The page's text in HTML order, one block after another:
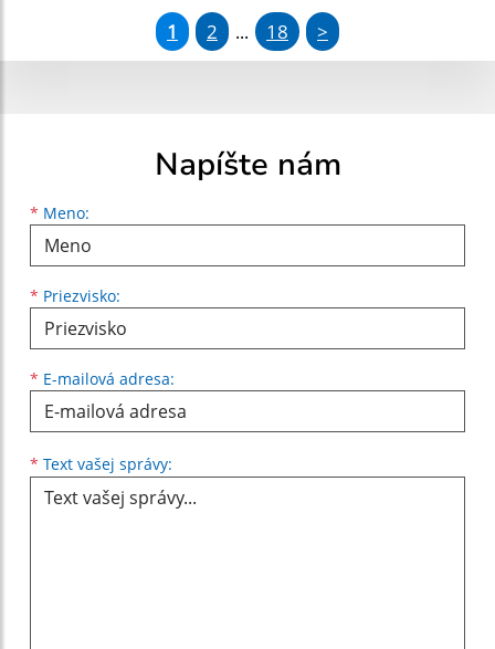
1 2 ... 18 >
Napíšte nám
* Meno:
Meno
* Priezvisko:
Priezvisko
* E-mailová adresa:
E-mailová adresa
* Text vašej správy: